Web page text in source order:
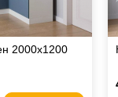
2000х1200